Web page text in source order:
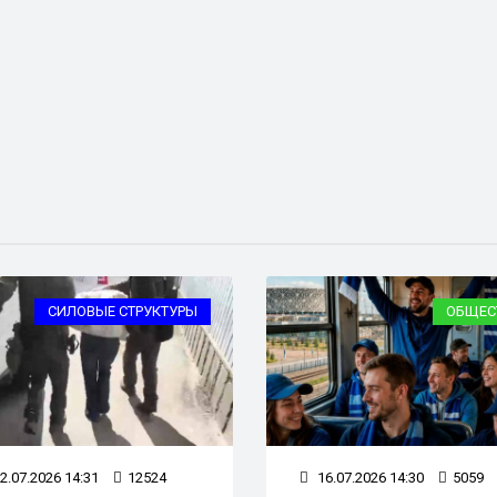
СИЛОВЫЕ СТРУКТУРЫ
14:31 12524 16.07.2026 14:30 5059